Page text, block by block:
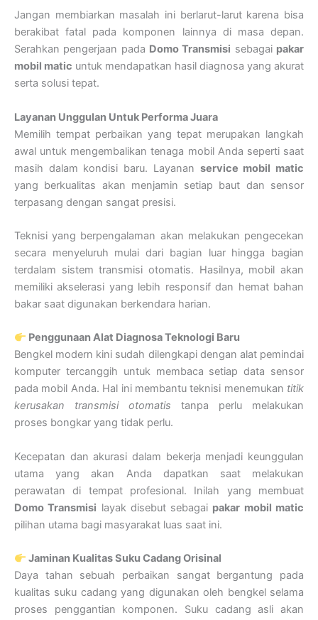
Jangan membiarkan masalah ini berlarut-larut karena bisa
berakibat fatal pada komponen lainnya di masa depan.
Serahkan pengerjaan pada Domo Transmisi sebagai pakar
mobil matic untuk mendapatkan hasil diagnosa yang akurat
serta solusi tepat.
Layanan Unggulan Untuk Performa Juara
Memilih tempat perbaikan yang tepat merupakan langkah
awal untuk mengembalikan tenaga mobil Anda seperti saat
masih dalam kondisi baru. Layanan service mobil matic
yang berkualitas akan menjamin setiap baut dan sensor
terpasang dengan sangat presisi.
Teknisi yang berpengalaman akan melakukan pengecekan
secara menyeluruh mulai dari bagian luar hingga bagian
terdalam sistem transmisi otomatis. Hasilnya, mobil akan
memiliki akselerasi yang lebih responsif dan hemat bahan
bakar saat digunakan berkendara harian.
Penggunaan Alat Diagnosa Teknologi Baru
Bengkel modern kini sudah dilengkapi dengan alat pemindai
komputer tercanggih untuk membaca setiap data sensor
pada mobil Anda. Hal ini membantu teknisi menemukan titik
kerusakan transmisi otomatis tanpa perlu melakukan
proses bongkar yang tidak perlu.
Kecepatan dan akurasi dalam bekerja menjadi keunggulan
utama yang akan Anda dapatkan saat melakukan
perawatan di tempat profesional. Inilah yang membuat
Domo Transmisi layak disebut sebagai pakar mobil matic
pilihan utama bagi masyarakat luas saat ini.
Jaminan Kualitas Suku Cadang Orisinal
Daya tahan sebuah perbaikan sangat bergantung pada
kualitas suku cadang yang digunakan oleh bengkel selama
proses penggantian komponen. Suku cadang asli akan